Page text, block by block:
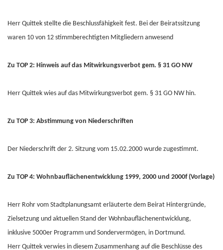
Herr Quittek stellte die Beschlussfähigkeit fest. Bei der Beiratssitzung
waren 10 von 12 stimmberechtigten Mitgliedern anwesend
Zu TOP 2: Hinweis auf das Mitwirkungsverbot gem. § 31 GO NW
Herr Quittek wies auf das Mitwirkungsverbot gem. § 31 GO NW hin.
Zu TOP 3: Abstimmung von Niederschriften
Der Niederschrift der 2. Sitzung vom 15.02.2000 wurde zugestimmt.
Zu TOP 4: Wohnbauflächenentwicklung 1999, 2000 und 2000f (Vorlage)
Herr Rohr vom Stadtplanungsamt erläuterte dem Beirat Hintergründe,
Zielsetzung und aktuellen Stand der Wohnbauflächenentwicklung,
inklusive 5000er Programm und Sondervermögen, in Dortmund.
Herr Quittek verwies in diesem Zusammenhang auf die Beschlüsse des